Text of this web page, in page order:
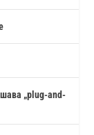
„plug-and-